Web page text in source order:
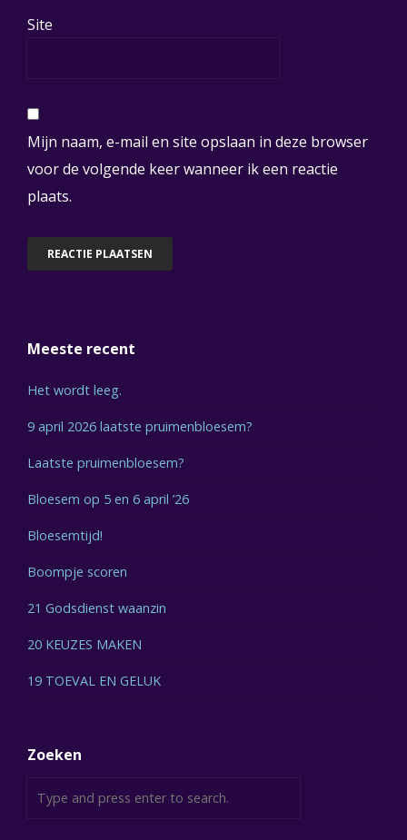
Site
Mijn naam, e-mail en site opslaan in deze browser
voor de volgende keer wanneer ik een reactie
plaats.
Meeste recent
Het wordt leeg.
9 april 2026 laatste pruimenbloesem?
Laatste pruimenbloesem?
Bloesem op 5 en 6 april ’26
Bloesemtijd!
Boompje scoren
21 Godsdienst waanzin
20 KEUZES MAKEN
19 TOEVAL EN GELUK
Zoeken